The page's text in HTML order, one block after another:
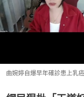
曲婉婷自爆早年確診患上乳